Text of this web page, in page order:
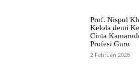
Prof. Nispul
Kelola demi
Cinta
Profesi Guru
2 Februari 2026